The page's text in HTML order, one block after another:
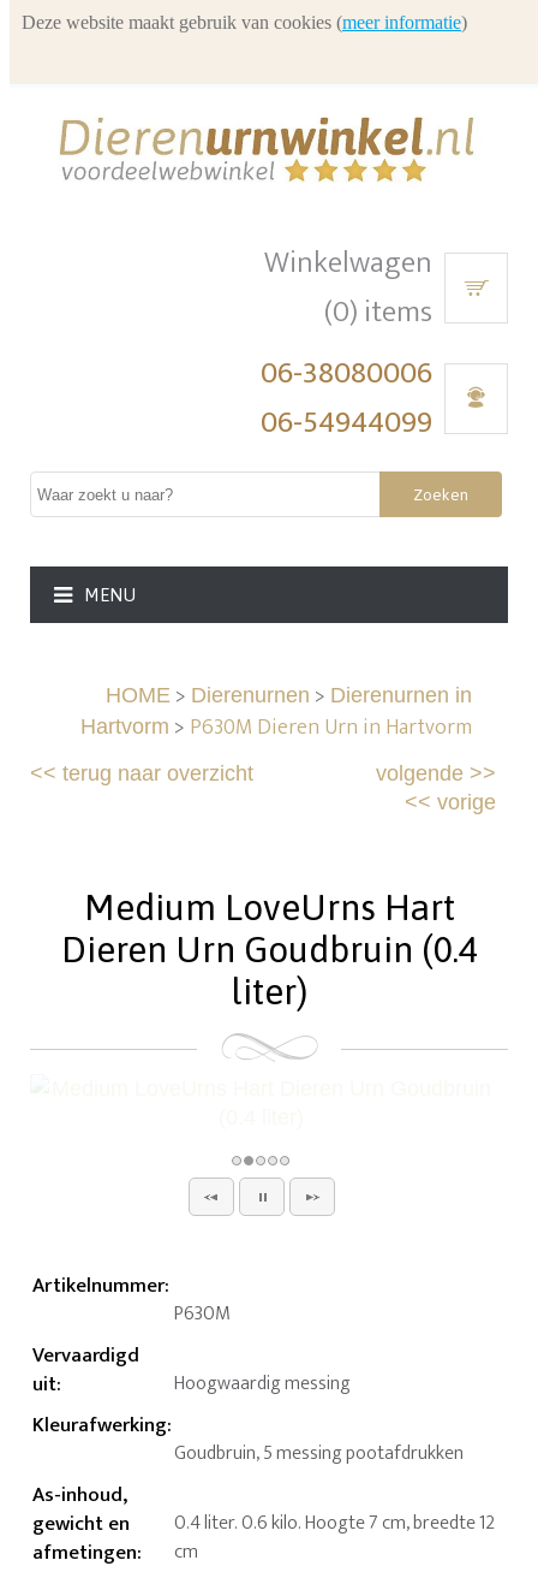
Winkelwagen
(0) items
06-38080006
06-54944099
Zoeken
MENU
HOME> Dierenurnen > Dierenurnen in
Hartvorm > P630M Dieren Urn in Hartvorm
<<terug naar overzicht volgende>>
<< vorige
Medium LoveUrns Hart
Dieren Urn Goudbruin (0.4
liter)
Artikelnummer:
P630M
Vervaardigd
uit: Hoogwaardig messing
Kleurafwerking:
Goudbruin, 5 messing pootafdrukken
As-inhoud,
gewicht en
afmetingen:
0.4 liter. 0.6 kilo. Hoogte 7 cm, breedte 12
cm
Deze website maakt gebruik van cookies (meer informatie)